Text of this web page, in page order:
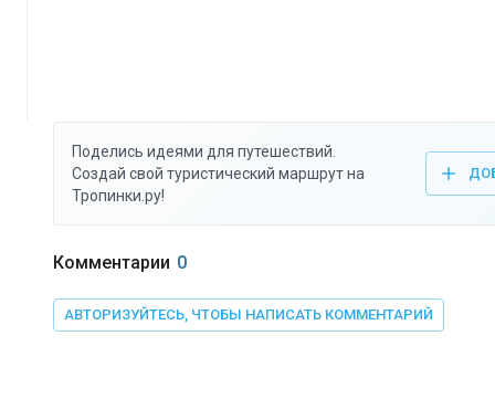
Поделись идеями для путешествий.
Создай свой туристический маршрут на
Тропинки.ру!
Комментарии 0
АВТОРИЗУЙТЕСЬ, ЧТОБЫ НАПИСАТЬ КОММЕНТАРИЙ